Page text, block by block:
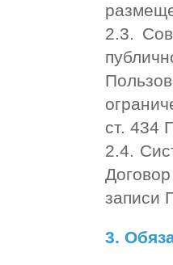
2.3.
ст. 434
2.4.
записи
3.